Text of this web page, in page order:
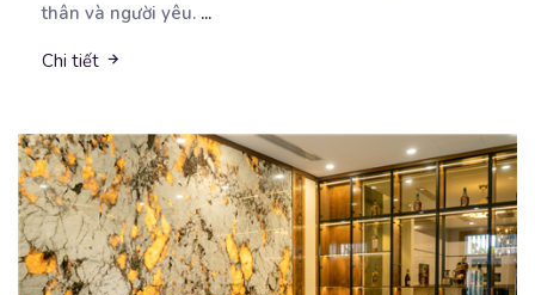
thân và người yêu. ...
Chi tiết